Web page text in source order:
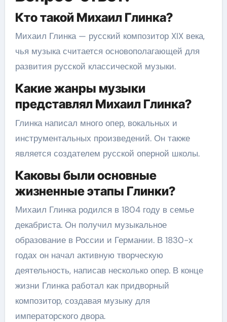
Кто такой Михаил Глинка?
Михаил Глинка — русский композитор XIX века,
чья музыка считается основополагающей для
развития русской классической музыки.
Какие жанры музыки
представлял Михаил Глинка?
Глинка написал много опер, вокальных и
инструментальных произведений. Он также
является создателем русской оперной школы.
Каковы были основные
жизненные этапы Глинки?
Михаил Глинка родился в 1804 году в семье
декабриста. Он получил музыкальное
образование в России и Германии. В 1830-х
годах он начал активную творческую
деятельность, написав несколько опер. В конце
жизни Глинка работал как придворный
композитор, создавая музыку для
императорского двора.